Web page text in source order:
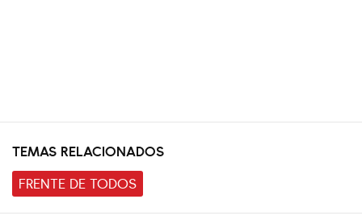
TEMAS RELACIONADOS
FRENTE DE TODOS